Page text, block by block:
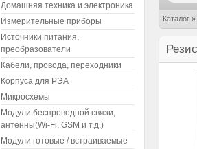
Каталог »
Домашняя техника и электроника
Измерительные приборы
Источники питания,
преобразователи
Кабели, провода, переходники
Корпуса для РЭА
Микросхемы
Модули беспроводной связи,
антенны(Wi-Fi, GSM и т.д.)
Модули готовые / встраиваемые